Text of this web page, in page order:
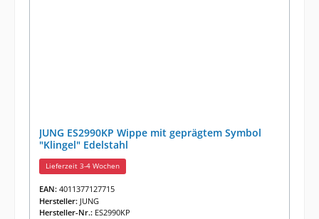
JUNG ES2990KP Wippe mit geprägtem Symbol
"Klingel" Edelstahl
Lieferzeit 3-4 Wochen
EAN: 4011377127715
Hersteller: JUNG
Hersteller-Nr.: ES2990KP